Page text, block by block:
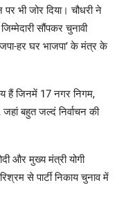
पर भी जोर दिया। चौधरी ने
सौंपकर चुनावी
हर घर भाजपा’ के मंत्र के
हैं जिनमें 17 नगर निगम,
बहुत जल्दं निर्वाचन की
और मुख्य मंत्री योगी
से पार्टी निकाय चुनाव में